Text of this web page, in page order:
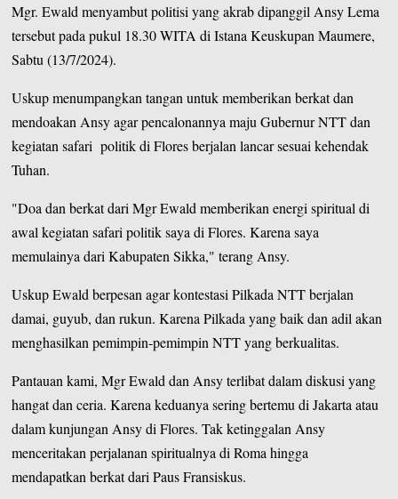
Mgr. Ewald menyambut politisi yang akrab dipanggil Ansy Lema
tersebut pada pukul 18.30 WITA di Istana Keuskupan Maumere,
Sabtu (13/7/2024).
Uskup menumpangkan tangan untuk memberikan berkat dan
mendoakan Ansy agar pencalonannya maju Gubernur NTT dan
kegiatan safari politik di Flores berjalan lancar sesuai kehendak
Tuhan.
"Doa dan berkat dari Mgr Ewald memberikan energi spiritual di
awal kegiatan safari politik saya di Flores. Karena saya
memulainya dari Kabupaten Sikka," terang Ansy.
Uskup Ewald berpesan agar kontestasi Pilkada NTT berjalan
damai, guyub, dan rukun. Karena Pilkada yang baik dan adil akan
menghasilkan pemimpin-pemimpin NTT yang berkualitas.
Pantauan kami, Mgr Ewald dan Ansy terlibat dalam diskusi yang
hangat dan ceria. Karena keduanya sering bertemu di Jakarta atau
dalam kunjungan Ansy di Flores. Tak ketinggalan Ansy
menceritakan perjalanan spiritualnya di Roma hingga
mendapatkan berkat dari Paus Fransiskus.